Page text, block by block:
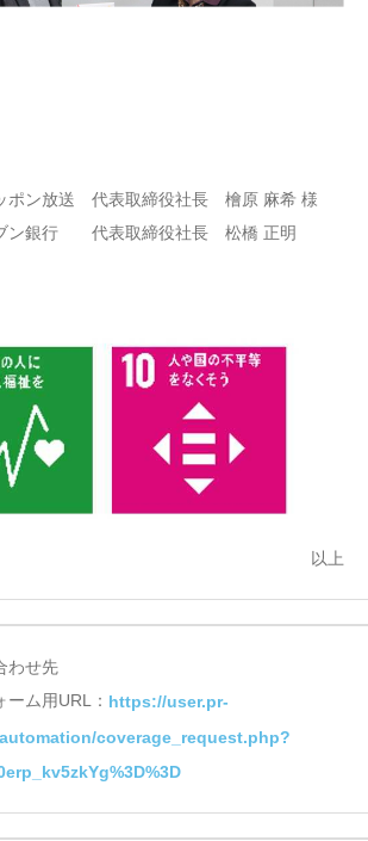
ポン放送 代表取締役社長 檜原 麻希 様
ブン銀行 代表取締役社長 松橋 正明
以上
わせ先
ム用URL： https://user.pr-
coverage_request.php?